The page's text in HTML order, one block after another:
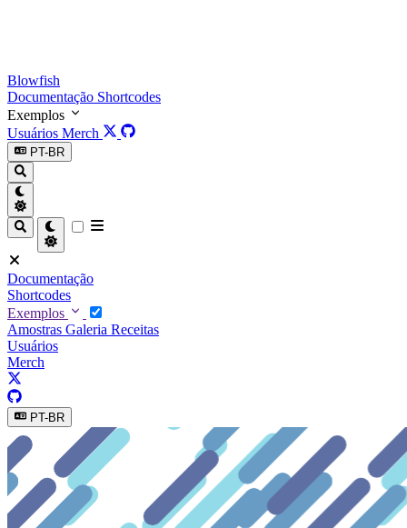
Blowfish
Documentação Shortcodes
Exemplos
Usuários Merch
PT-BR
Documentação
Shortcodes
Exemplos
Amostras Galeria Receitas
Usuários
Merch
PT-BR